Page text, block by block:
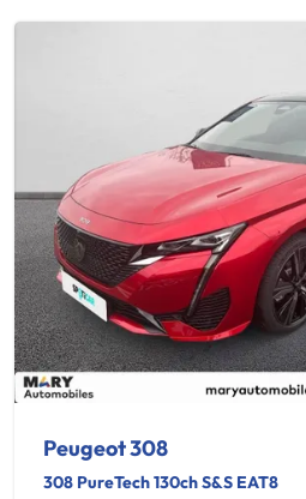
Peugeot 308
308 PureTech 130ch S&S EAT8